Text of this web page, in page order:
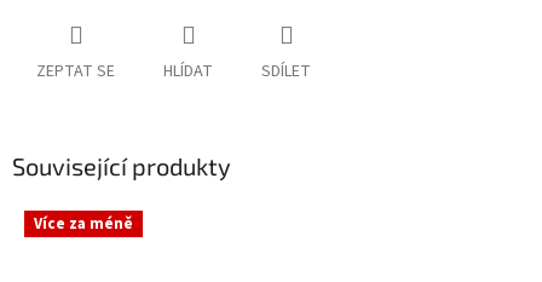
ZEPTAT SE HLÍDAT SDÍLET
Související produkty
Více za méně